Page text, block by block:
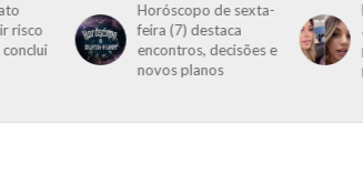
risco
conclui
Horóscopo de sexta-
feira (7) destaca
encontros, decisões e
novos planos